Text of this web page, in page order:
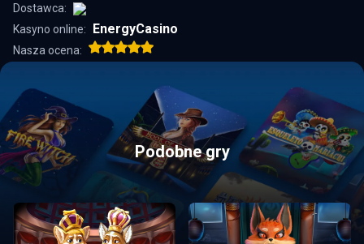
Dostawca:
Kasyno online:
EnergyCasino
Nasza ocena:
Podobne gry